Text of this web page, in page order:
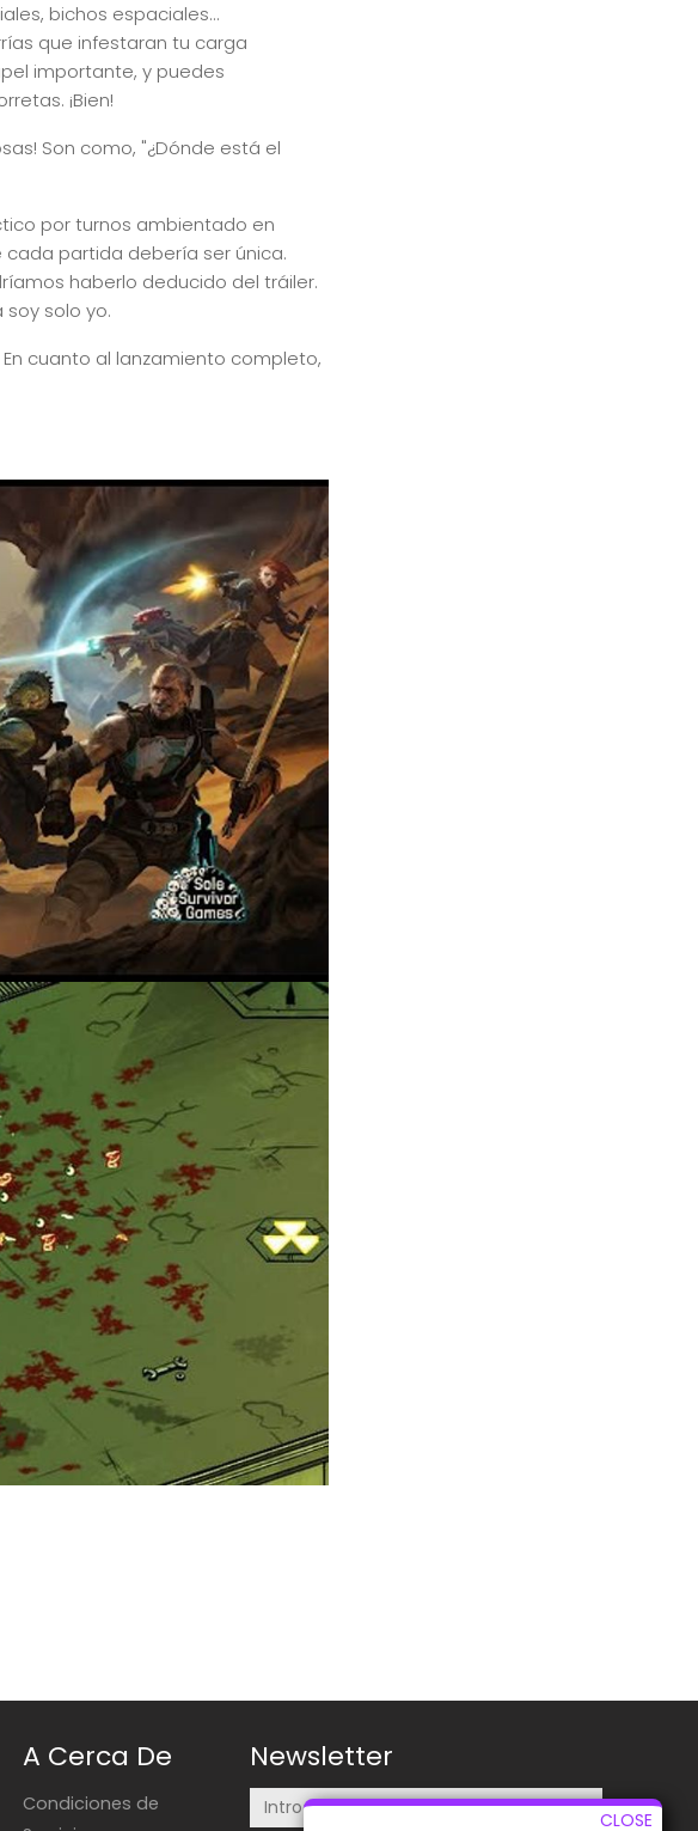
bichos espaciales...
que infestaran tu carga
importante, y puedes
¡Bien!
Son como, "¿Dónde está el
por turnos ambientado en
partida debería ser única.
haberlo deducido del tráiler.
solo yo.
cuanto al lanzamiento completo,
CLOSE
A Cerca De
Condiciones de
Newsletter